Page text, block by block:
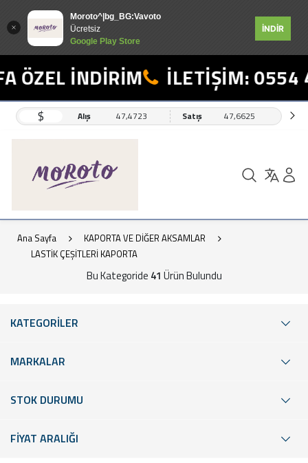
Moroto^|bg_BG:Vavoto
Ücretsiz
Google Play Store
İNDİR
İNDİRİM İLETİŞİM: 0554 498
$ Alış 47,4723 Satış 47,6625
Ana Sayfa
KAPORTA VE DİĞER AKSAMLAR
LASTİK ÇEŞİTLERİ KAPORTA
Bu Kategoride 41 Ürün Bulundu
KATEGORİLER
MARKALAR
STOK DURUMU
FİYAT ARALIĞI